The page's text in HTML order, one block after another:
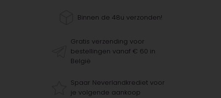
Binnen de 48u verzonden!
Gratis verzending voor
bestellingen vanaf € 60 in
België
Spaar Neverlandkrediet voor
je volgende aankoop